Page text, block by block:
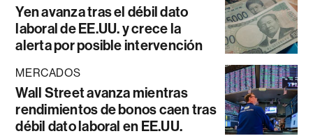
Yen avanza tras el débil dato
laboral de EE.UU. y crece la
alerta por posible intervención
MERCADOS
Wall Street avanza mientras
rendimientos de bonos caen tras
débil dato laboral en EE.UU.